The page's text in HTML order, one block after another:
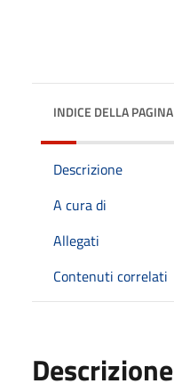
INDICE DELLA PAGINA
Descrizione
A cura di
Allegati
Contenuti correlati
Descrizione